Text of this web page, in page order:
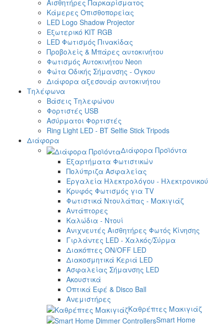
Αισθητήρες Παρκαρίσματος
Κάμερες Οπισθοπορείας
LED Logo Shadow Projector
Εξωτερικό ΚΙΤ RGB
LED Φωτισμός Πινακίδας
Προβολείς & Μπάρες αυτοκινήτου
Φωτισμός Αυτοκινήτου Neon
Φώτα Οδικής Σήμανσης - Όγκου
Διάφορα αξεσουάρ αυτοκινήτου
Τηλέφωνα
Βάσεις Τηλεφώνου
Φορτιστές USB
Ασύρματοι Φορτιστές
Ring Light LED - BT Selfie Stick Tripods
Διάφορα
Διάφορα Προϊόντα
Εξαρτήματα Φωτιστικών
Πολύπριζα Ασφαλείας
Εργαλεία Ηλεκτρολόγου - Ηλεκτρονικού
Κρυφός Φωτισμός για TV
Φωτιστικά Ντουλάπας - Μακιγιάζ
Αντάπτορες
Καλώδια - Ντουί
Ανιχνευτές Αισθητήρες Φωτός Κίνησης
Γιρλάντες LED - Χαλκός/Σύρμα
Διακόπτες ON/OFF LED
Διακοσμητικά Κεριά LED
Ασφαλείας Σήμανσης LED
Ακουστικά
Οπτικά Εφέ & Disco Ball
Ανεμιστήρες
Καθρέπτες Μακιγιάζ
Smart Home